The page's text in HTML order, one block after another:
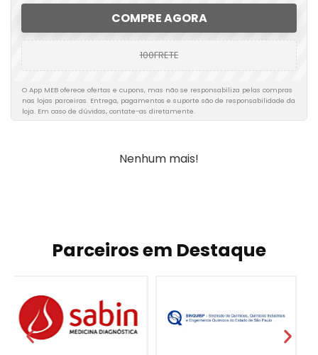
COMPRE AGORA
100FRETE
O App MEB oferece ofertas e cupons, mas não se responsabiliza pelas compras
nas lojas parceiras. Entrega, pagamentos e suporte são de responsabilidade da
loja. Em caso de dúvidas, contate-as diretamente.
Nenhum mais!
Parceiros em Destaque